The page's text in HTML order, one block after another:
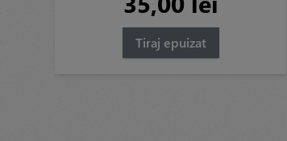
Tiraj epuizat